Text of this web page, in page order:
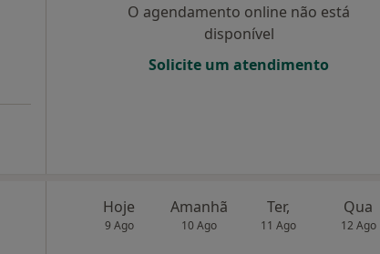
O agendamento online não está
disponível
Solicite um atendimento
Hoje
9 Ago
Amanhã
10 Ago
Ter,
11 Ago
Qua
12 Ago